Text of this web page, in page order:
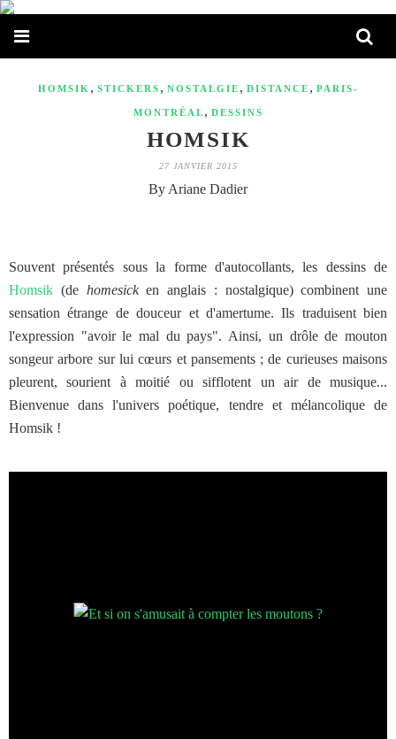
HOMSIK , STICKERS , NOSTALGIE , DISTANCE , PARIS-
MONTRÉAL , DESSINS
HOMSIK
27 JANVIER 2015
By Ariane Dadier
Souvent présentés sous la forme d'autocollants, les dessins de
Homsik (de homesicken anglais : nostalgique) combinent une
sensation étrange de douceur et d'amertume. Ils traduisent bien
l'expression "avoir le mal du pays". Ainsi, un drôle de mouton
songeur arbore sur lui cœurs et pansements ; de curieuses maisons
pleurent, sourient à moitié ou sifflotent un air de musique...
Bienvenue dans l'univers poétique, tendre et mélancolique de
Homsik !